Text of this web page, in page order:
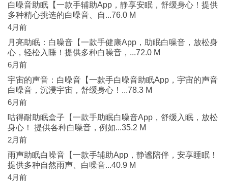
白噪音助眠【一款手辅助App，静享安眠，舒缓身心！提供
多种精心挑选的白噪音、自...76.0 M
4月前
月亮助眠：白噪音【一款手健康App，助眠白噪音，放松身
心，轻松入睡！提供多种白噪音，...72.0 M
6月前
宇宙的声音：白噪音【一款手白噪音助眠App，宇宙的声音
白噪音，沉浸宇宙，舒缓身心！...78.3 M
6月前
咕得耐助眠盒子【一款手助眠白噪音App，舒缓入眠，放松
身心！ 提供各种白噪音，例如...35.2 M
2月前
雨声助眠白噪音【一款手辅助App，静谧陪伴，安享睡眠！
提供多种自然雨声、白噪音...40.9 M
4月前